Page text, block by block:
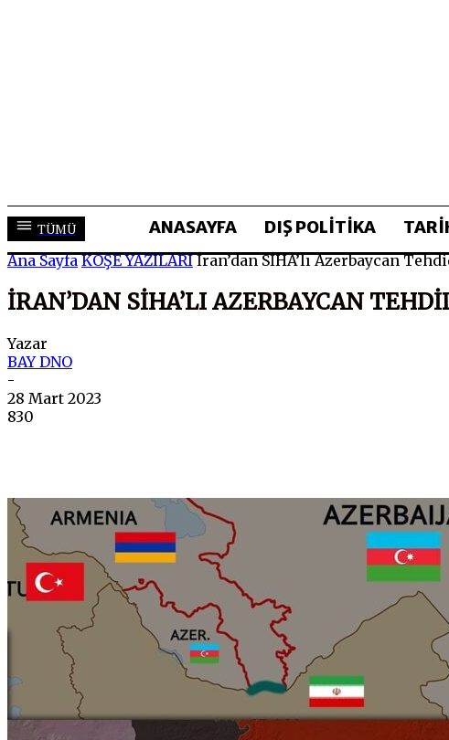
TÜMÜ ANASAYFA DIŞ POLİTİKA
Ana Sayfa KÖŞE YAZILARI İran’dan SİHA’lı Azerbaycan
İRAN’DAN SİHA’LI AZERBAYCAN
Yazar
BAY DNO
-
28 Mart 2023
830